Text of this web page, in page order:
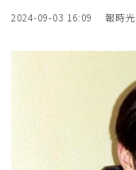
2024-09-03 16:09 報時光